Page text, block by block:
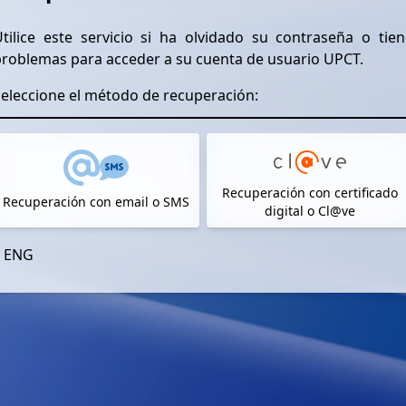
este servicio si ha olvidado su contraseña o
para acceder a su cuenta de usuario UPCT.
el método de recuperación:
Recuperación con email o SMS
Recuperación con certificado
digital o Cl@ve
ENG